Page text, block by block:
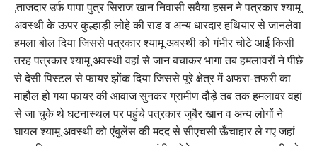
,ताजदार उर्फ पापा पुत्र सिराज खान निवासी सवैया हसन ने पत्रकार श्यामू
अवस्थी के ऊपर कुल्हाड़ी लोहे की राड व अन्य धारदार हथियार से जानलेवा
हमला बोल दिया जिससे पत्रकार श्यामू अवस्थी को गंभीर चोटे आई किसी
तरह पत्रकार श्यामू अवस्थी वहां से जान बचाकर भागा तब हमलावरों ने पीछे
से देसी पिस्टल से फायर झोंक दिया जिससे पूरे क्षेत्र में अफरा-तफरी का
माहौल हो गया फायर की आवाज सुनकर ग्रामीण दौड़े तब तक हमलावर वहां
से जा चुके थे घटनास्थल पर पहुंचे पत्रकार जुबैर खान व अन्य लोगों ने
घायल श्यामू अवस्थी को एंबुलेंस की मदद से सीएचसी ऊँचाहार ले गए जहां